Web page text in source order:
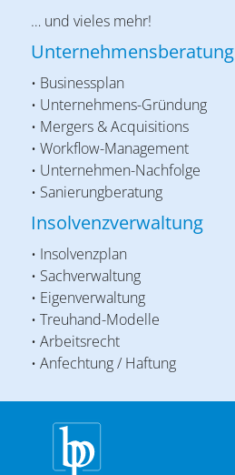
… und vieles mehr!
Unternehmensberatung
• Businessplan
• Unternehmens-Gründung
• Mergers & Acquisitions
• Workflow-Management
• Unternehmen-Nachfolge
• Sanierungberatung
Insolvenzverwaltung
• Insolvenzplan
• Sachverwaltung
• Eigenverwaltung
• Treuhand-Modelle
• Arbeitsrecht
• Anfechtung / Haftung